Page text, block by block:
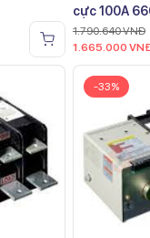
cực 100A
1.790.640VNĐ
1.665.000
-33%